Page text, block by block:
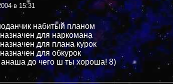
в 15:31
набитый планом
для наркомана
для плана курок
для обкурок
до чего ш ты хороша! 8)